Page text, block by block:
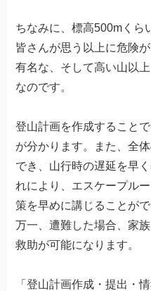
ちなみに、標高500mくら
皆さんが思う以上に危険
有名な、そして高い山以
なのです。
登山計画を作成すること
が分かります。また、全
でき、山行時の遅延を早
れにより、エスケープル
策を早めに講じることが
万一、遭難した場合、家
救助が可能になります。
「登山計画作成・提出・